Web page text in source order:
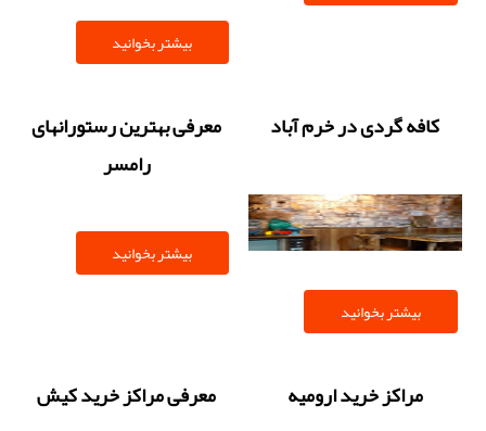
بیشتر بخوانید
کافه گردی در خرم آباد
بیشتر بخوانید
معرفی بهترین رستورانهای
رامسر
بیشتر بخوانید
مراکز خرید ارومیه معرفی مراکز خرید کیش